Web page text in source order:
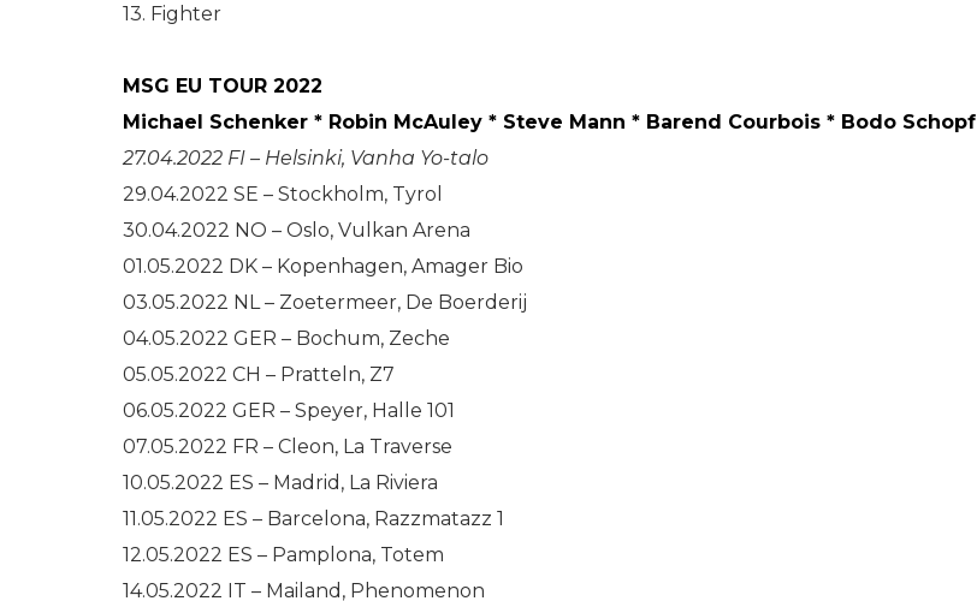
13. Fighter
MSG EU TOUR 2022
Michael Schenker * Robin McAuley * Steve Mann * Barend Courbois * Bodo Schopf
27.04.2022 FI – Helsinki, Vanha Yo-talo
29.04.2022 SE – Stockholm, Tyrol
30.04.2022 NO – Oslo, Vulkan Arena
01.05.2022 DK – Kopenhagen, Amager Bio
03.05.2022 NL – Zoetermeer, De Boerderij
04.05.2022 GER – Bochum, Zeche
05.05.2022 CH – Pratteln, Z7
06.05.2022 GER – Speyer, Halle 101
07.05.2022 FR – Cleon, La Traverse
10.05.2022 ES – Madrid, La Riviera
11.05.2022 ES – Barcelona, Razzmatazz 1
12.05.2022 ES – Pamplona, Totem
14.05.2022 IT – Mailand, Phenomenon